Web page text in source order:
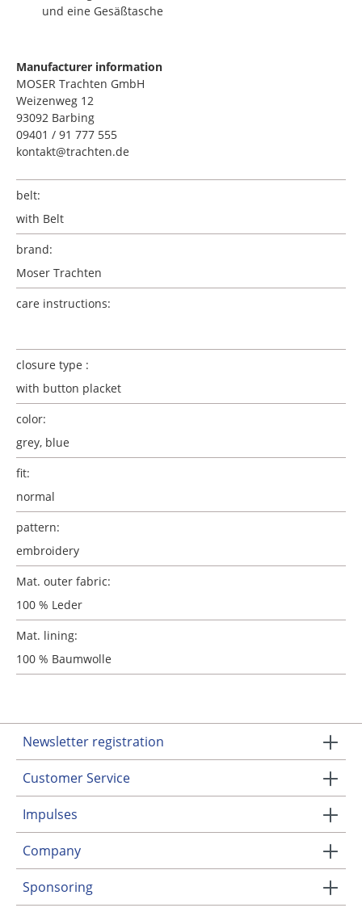
und eine Gesäßtasche
Manufacturer information
MOSER Trachten GmbH
Weizenweg 12
93092 Barbing
09401 / 91 777 555
kontakt@trachten.de
belt:
with Belt
brand:
Moser Trachten
care instructions:
closure type :
with button placket
color:
grey, blue
fit:
normal
pattern:
embroidery
Mat. outer fabric:
100 % Leder
Mat. lining:
100 % Baumwolle
Newsletter registration
Customer Service
Impulses
Company
Sponsoring